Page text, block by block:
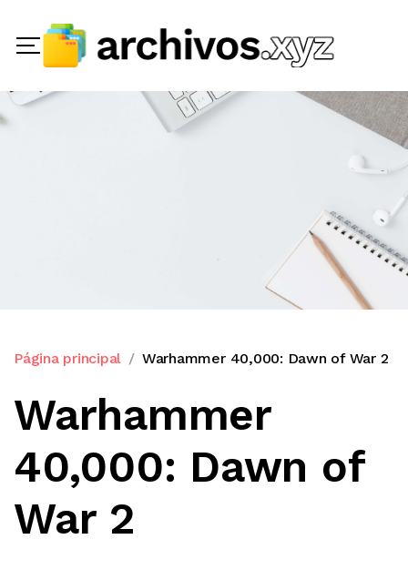
Página principal Warhammer 40,000: Dawn of War 2
Warhammer
40,000: Dawn of
War 2